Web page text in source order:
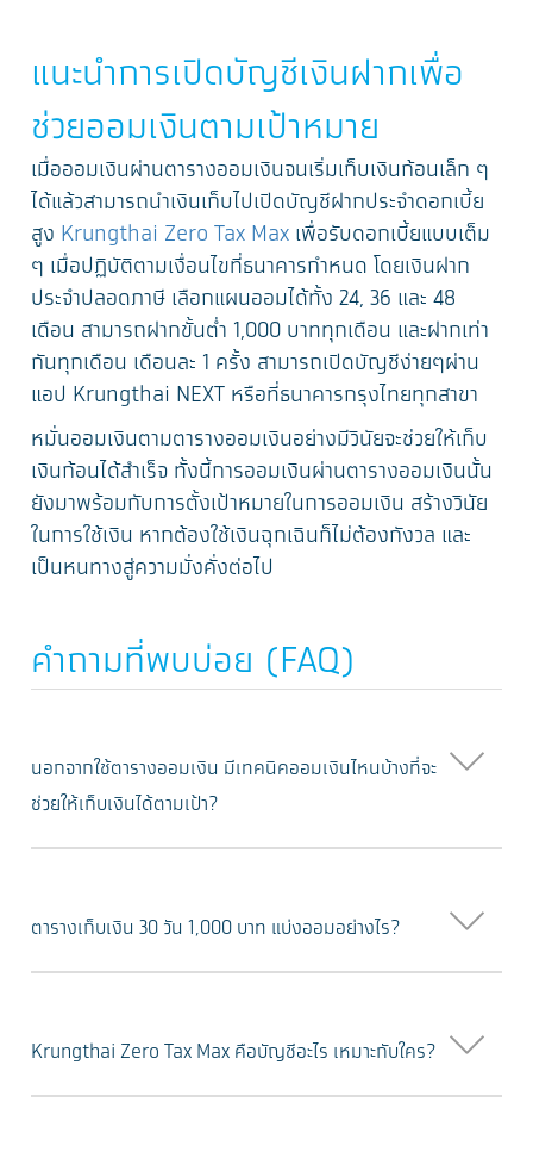
แนะนำการเปิดบัญชีเงินฝากเพื่อ
ช่วยออมเงินตามเป้าหมาย
เมื่อออมเงินผ่านตารางออมเงินจนเริ่มเก็บเงินก้อนเล็ก ๆ
ได้แล้วสามารถนำเงินเก็บไปเปิดบัญชีฝากประจำดอกเบี้ย
สูง Krungthai Zero Tax Max เพื่อรับดอกเบี้ยแบบเต็ม
ๆ เมื่อปฏิบัติตามเงื่อนไขที่ธนาคารกำหนด โดยเงินฝาก
ประจำปลอดภาษี เลือกแผนออมได้ทั้ง 24, 36 และ 48
เดือน สามารถฝากขั้นต่ำ 1,000 บาททุกเดือน และฝากเท่า
กันทุกเดือน เดือนละ 1 ครั้ง สามารถเปิดบัญชีง่ายๆผ่าน
แอป Krungthai NEXT หรือที่ธนาคารกรุงไทยทุกสาขา
หมั่นออมเงินตามตารางออมเงินอย่างมีวินัยจะช่วยให้เก็บ
เงินก้อนได้สำเร็จ ทั้งนี้การออมเงินผ่านตารางออมเงินนั้น
ยังมาพร้อมกับการตั้งเป้าหมายในการออมเงิน สร้างวินัย
ในการใช้เงิน หากต้องใช้เงินฉุกเฉินก็ไม่ต้องกังวล และ
เป็นหนทางสู่ความมั่งคั่งต่อไป
คำถามที่พบบ่อย (FAQ)
นอกจากใช้ตารางออมเงิน มีเทคนิคออมเงินไหนบ้างที่จะ
ช่วยให้เก็บเงินได้ตามเป้า?
ตารางเก็บเงิน 30 วัน 1,000 บาท แบ่งออมอย่างไร?
Krungthai Zero Tax Max คือบัญชีอะไร เหมาะกับใคร?